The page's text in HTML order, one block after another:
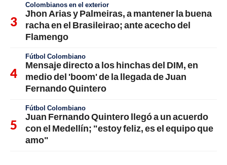
Colombianos en el exterior
Jhon Arias y Palmeiras, a mantener la buena
racha en el Brasileirao; ante acecho del
Flamengo
Fútbol Colombiano
Mensaje directo a los hinchas del DIM, en
medio del 'boom' de la llegada de Juan
Fernando Quintero
Fútbol Colombiano
Juan Fernando Quintero llegó a un acuerdo
con el Medellín; "estoy feliz, es el equipo que
amo"